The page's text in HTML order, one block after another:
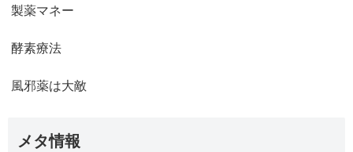
製薬マネー
酵素療法
風邪薬は大敵
メタ情報